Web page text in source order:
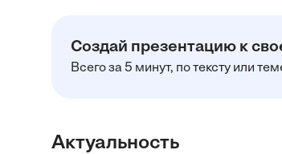
Создай презентацию к
Всего за 5 минут, по тексту или
Актуальность